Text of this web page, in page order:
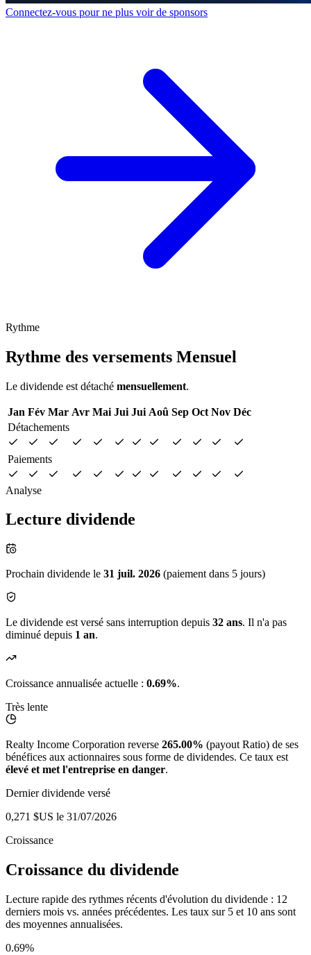
Connectez-vous pour ne plus voir de sponsors
Rythme
Rythme des versements Mensuel
Le dividende est détaché mensuellement.
Jan Fév Mar Avr Mai Jui Jui Aoû Sep Oct Nov Déc
Détachements
Paiements
Analyse
Lecture dividende
Prochain dividende le 31 juil. 2026 (paiement dans 5 jours)
Le dividende est versé sans interruption depuis 32 ans. Il n'a pas
diminué depuis 1 an.
Croissance annualisée actuelle : 0.69%.
Très lente
Realty Income Corporation reverse 265.00% (payout Ratio) de ses
bénéfices aux actionnaires sous forme de dividendes. Ce taux est
élevé et met l'entreprise en danger.
Dernier dividende versé
0,271 $US le 31/07/2026
Croissance
Croissance du dividende
Lecture rapide des rythmes récents d'évolution du dividende : 12
derniers mois vs. années précédentes. Les taux sur 5 et 10 ans sont
des moyennes annualisées.
0.69%